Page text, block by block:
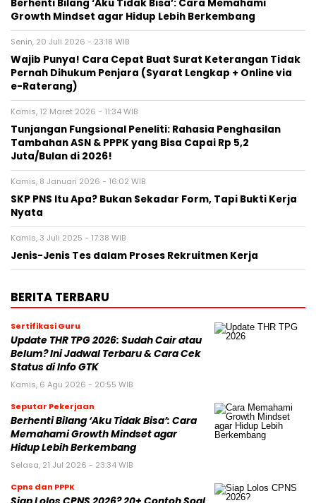
Berhenti Bilang ‘Aku Tidak Bisa’: Cara Memahami
Growth Mindset agar Hidup Lebih Berkembang
Senin, 20 Juli 2026 - 23:18 WIB
Wajib Punya! Cara Cepat Buat Surat Keterangan Tidak
Pernah Dihukum Penjara (Syarat Lengkap + Online via
e-Raterang)
Kamis, 12 Maret 2026 - 11:34 WIB
Tunjangan Fungsional Peneliti: Rahasia Penghasilan
Tambahan ASN & PPPK yang Bisa Capai Rp 5,2
Juta/Bulan di 2026!
Kamis, 8 Januari 2026 - 16:02 WIB
SKP PNS Itu Apa? Bukan Sekadar Form, Tapi Bukti Kerja
Nyata
Kamis, 3 Juli 2025 - 17:38 WIB
Jenis-Jenis Tes dalam Proses Rekruitmen Kerja
BERITA TERBARU
Sertifikasi Guru
Update THR TPG 2026: Sudah Cair atau
Belum? Ini Jadwal Terbaru & Cara Cek
Status di Info GTK
Kamis, 6 Agu 2026 - 20:55 WIB
Seputar Pekerjaan
Berhenti Bilang ‘Aku Tidak Bisa’: Cara
Memahami Growth Mindset agar
Hidup Lebih Berkembang
Selasa, 21 Jul 2026 - 23:34 WIB
Cpns dan PPPK